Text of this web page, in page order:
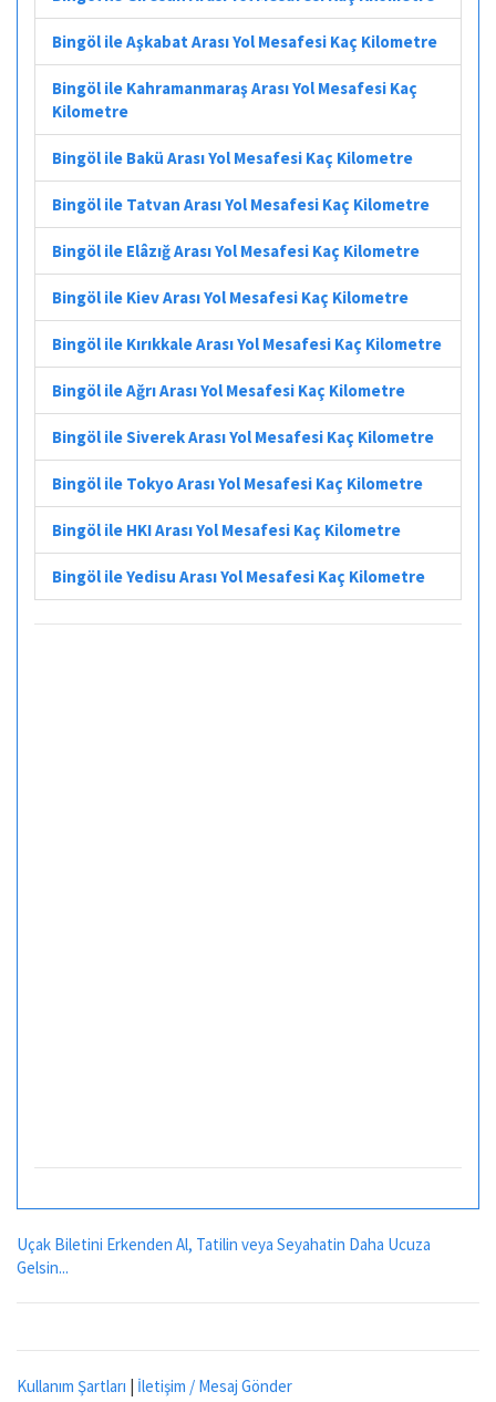
Bingöl ile Aşkabat Arası Yol Mesafesi Kaç Kilometre
Bingöl ile Kahramanmaraş Arası Yol Mesafesi Kaç
Kilometre
Bingöl ile Bakü Arası Yol Mesafesi Kaç Kilometre
Bingöl ile Tatvan Arası Yol Mesafesi Kaç Kilometre
Bingöl ile Elâzığ Arası Yol Mesafesi Kaç Kilometre
Bingöl ile Kiev Arası Yol Mesafesi Kaç Kilometre
Bingöl ile Kırıkkale Arası Yol Mesafesi Kaç Kilometre
Bingöl ile Ağrı Arası Yol Mesafesi Kaç Kilometre
Bingöl ile Siverek Arası Yol Mesafesi Kaç Kilometre
Bingöl ile Tokyo Arası Yol Mesafesi Kaç Kilometre
Bingöl ile HKI Arası Yol Mesafesi Kaç Kilometre
Bingöl ile Yedisu Arası Yol Mesafesi Kaç Kilometre
Uçak Biletini Erkenden Al, Tatilin veya Seyahatin Daha Ucuza
Gelsin...
Kullanım Şartları İletişim / Mesaj Gönder